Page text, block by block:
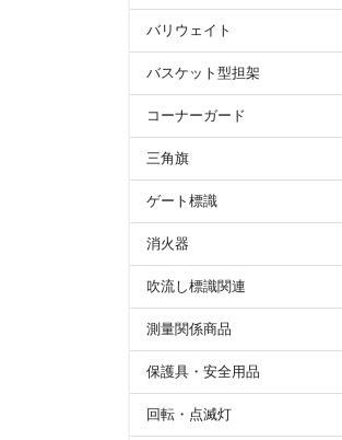
バリウェイト
バスケット型担架
コーナーガード
三角旗
ゲート標識
消火器
吹流し標識関連
測量関係商品
保護具・安全用品
回転・点滅灯